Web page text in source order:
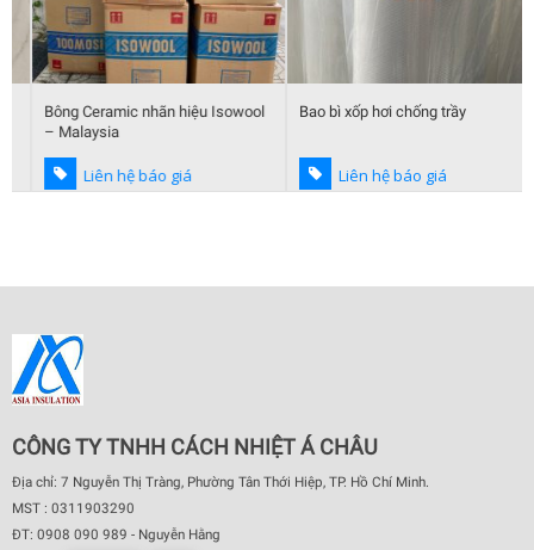
Bông Ceramic nhãn hiệu Isowool
– Malaysia
Liên hệ báo giá
Bao bì xốp hơi chống trầy
Liên hệ báo giá
CÔNG TY TNHH CÁCH NHIỆT Á CHÂU
Địa chỉ: 7 Nguyễn Thị Tràng, Phường Tân Thới Hiệp, TP. Hồ Chí Minh.
MST : 0311903290
ĐT: 0908 090 989 - Nguyễn Hằng